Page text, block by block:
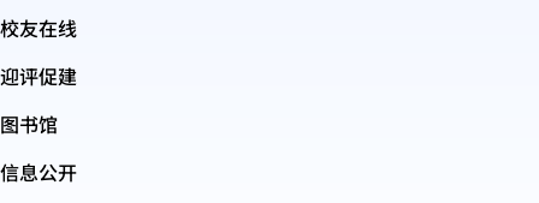
校友在线
迎评促建
图书馆
信息公开